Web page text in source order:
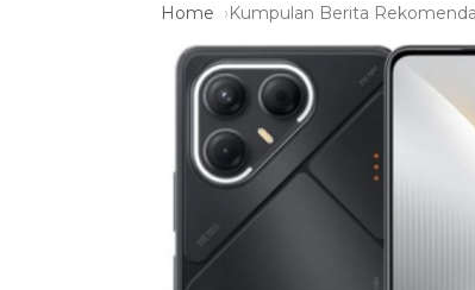
Home Kumpulan Berita